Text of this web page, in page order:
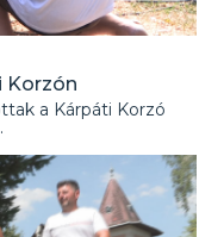
Korzón
a Kárpáti Korzó